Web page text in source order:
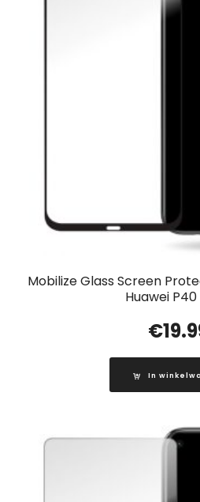
Mobilize Glass Screen
Huawei P40
€
In